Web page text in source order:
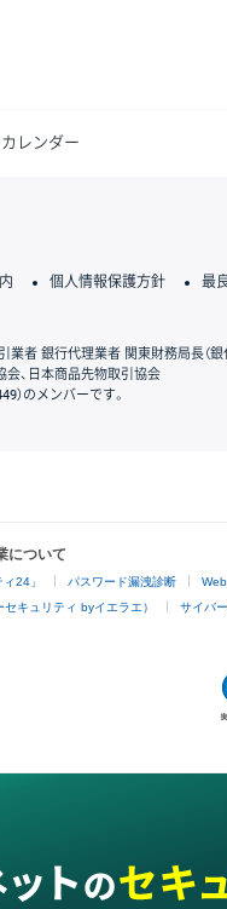
レンダー
個人情報保護方針 最
業者 銀行代理業者 関東財務局長（
会、日本商品先物取引協会
）のメンバーです。
について
24」 パスワード漏洩診断
キュリティ byイエラエ） サイバ